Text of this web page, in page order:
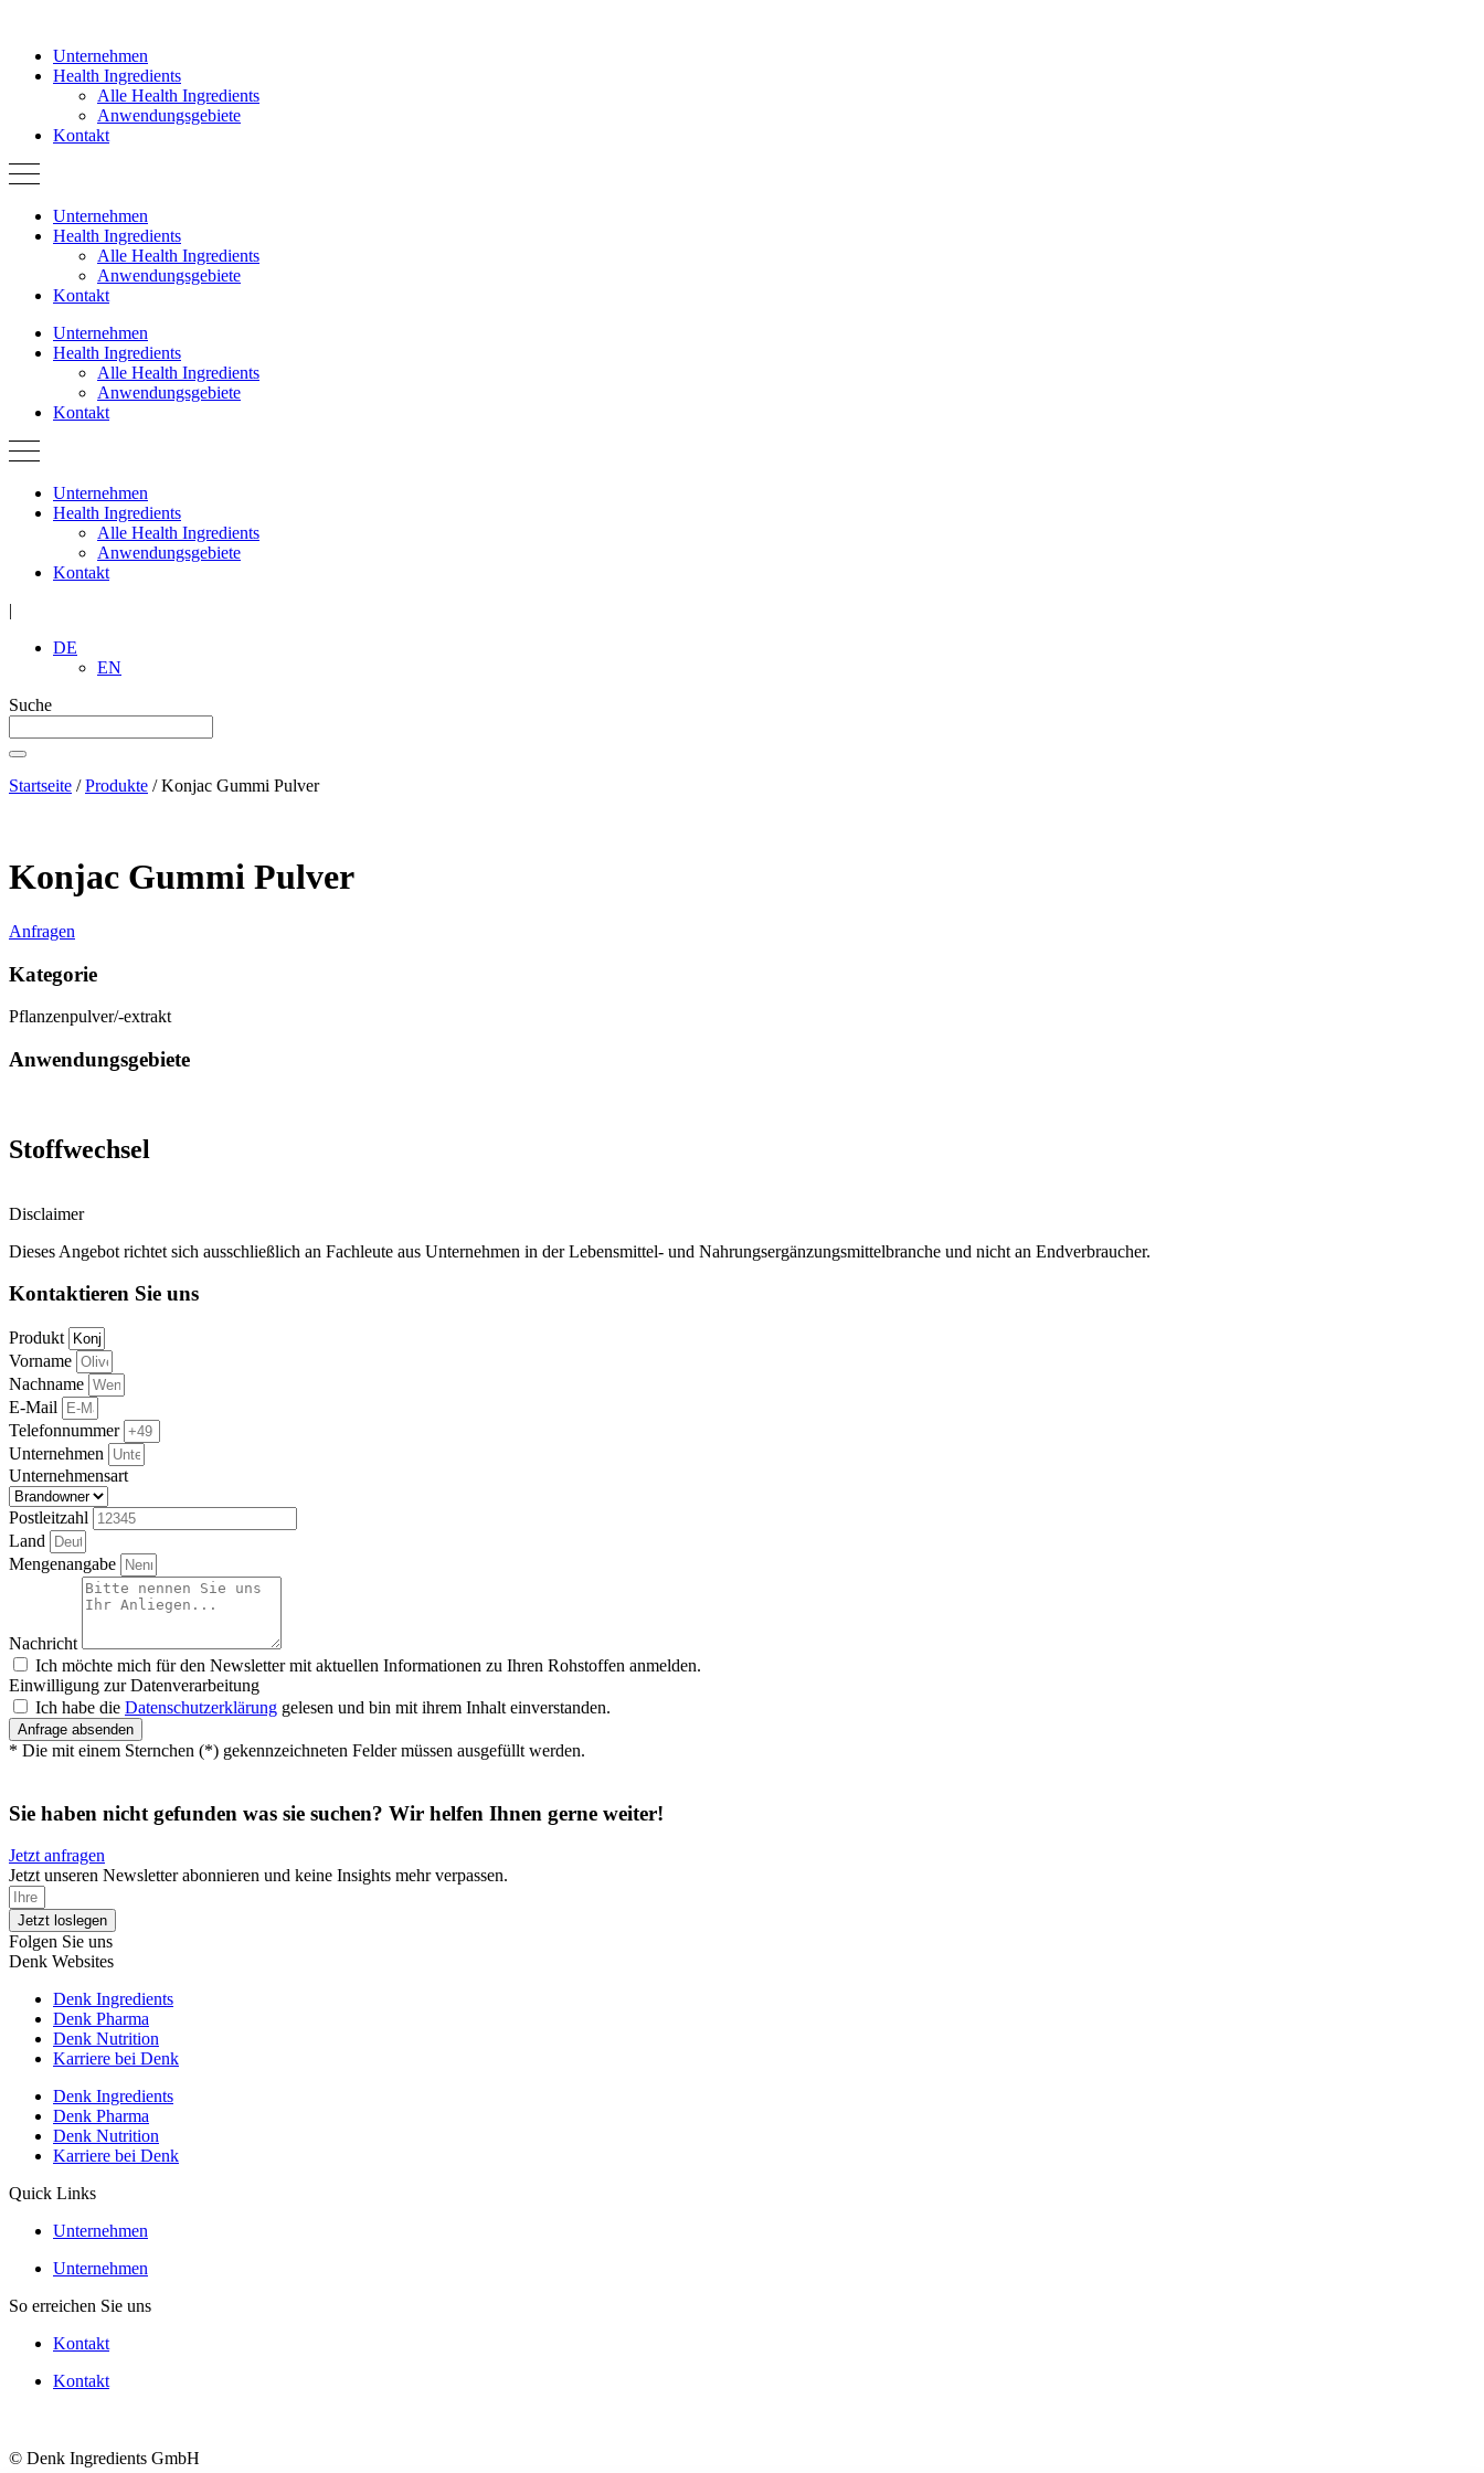
springenUnternehmen
Health Ingredients
Alle Health Ingredients
Anwendungsgebiete
Kontakt
Unternehmen
Health Ingredients
Alle Health Ingredients
Anwendungsgebiete
Kontakt
Unternehmen
Health Ingredients
Alle Health Ingredients
Anwendungsgebiete
Kontakt
Unternehmen
Health Ingredients
Alle Health Ingredients
Anwendungsgebiete
Kontakt
|
DE
EN
Suche
Startseite /Produkte /Konjac Gummi Pulver
Konjac Gummi Pulver
Anfragen
Kategorie
Pflanzenpulver/-extrakt
Anwendungsgebiete
Stoffwechsel
Disclaimer
Dieses Angebot richtet sich ausschließlich an Fachleute aus Unternehmen in der Lebensmittel- und Nahrungsergänzungsmittelbranche und nicht an Endverbraucher.
Kontaktieren Sie uns
Produkt
Vorname
Nachname
E-Mail
Telefonnummer
Unternehmen
Unternehmensart
Postleitzahl
Land
Mengenangabe
Nachricht
Ich möchte mich für den Newsletter mit aktuellen Informationen zu Ihren Rohstoffen anmelden.
Einwilligung zur Datenverarbeitung
Ich habe die Datenschutzerklärung gelesen und bin mit ihrem Inhalt einverstanden.
Anfrage absenden
* Die mit einem Sternchen (*) gekennzeichneten Felder müssen ausgefüllt werden.
Sie haben nicht gefunden was sie suchen? Wir helfen Ihnen gerne weiter!
Jetzt anfragen
Jetzt unseren Newsletter abonnieren und keine Insights mehr verpassen.
Jetzt loslegen
Folgen Sie uns
Denk Websites
Denk Ingredients
Denk Pharma
Denk Nutrition
Karriere bei Denk
Denk Ingredients
Denk Pharma
Denk Nutrition
Karriere bei Denk
Quick Links
Unternehmen
Unternehmen
So erreichen Sie uns
Kontakt
Kontakt
© Denk Ingredients GmbH